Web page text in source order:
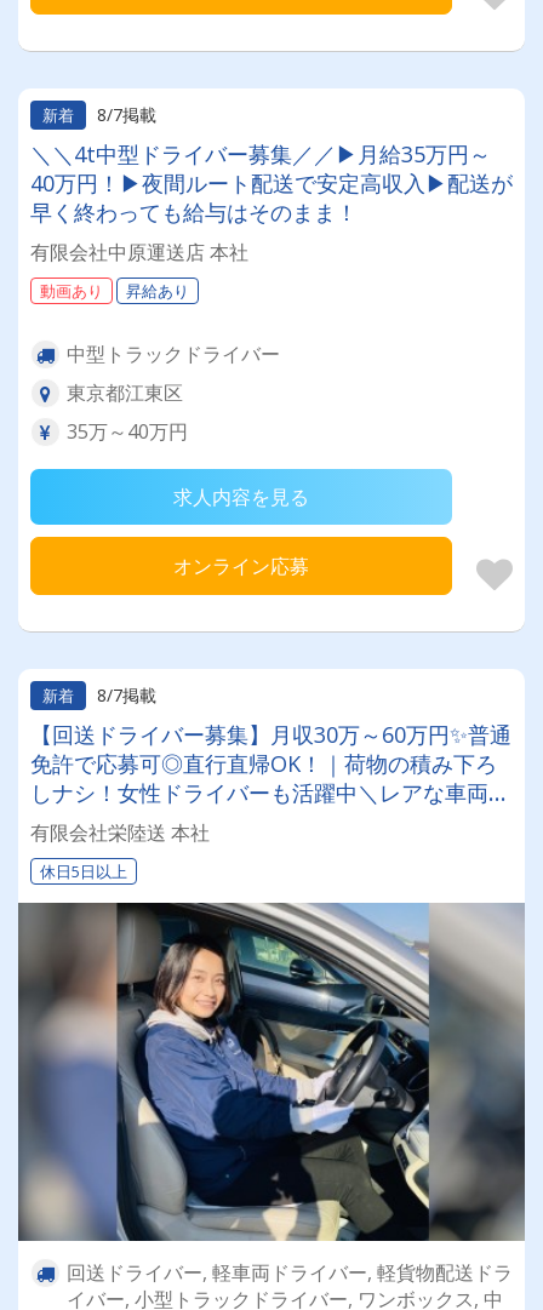
新着 8/7掲載
＼＼4t中型ドライバー募集／／▶月給35万円～
40万円！▶夜間ルート配送で安定高収入▶配送が
早く終わっても給与はそのまま！
有限会社中原運送店 本社
動画あり 昇給あり
中型トラックドライバー
東京都江東区
35万～40万円
求人内容を見る
オンライン応募
新着 8/7掲載
【回送ドライバー募集】月収30万～60万円✨普通
免許で応募可◎直行直帰OK！｜荷物の積み下ろ
しナシ！女性ドライバーも活躍中＼レアな車両に
乗れるチャンスも☆彡／
有限会社栄陸送 本社
休日5日以上
回送ドライバー, 軽車両ドライバー, 軽貨物配送ドラ
イバー, 小型トラックドライバー, ワンボックス, 中